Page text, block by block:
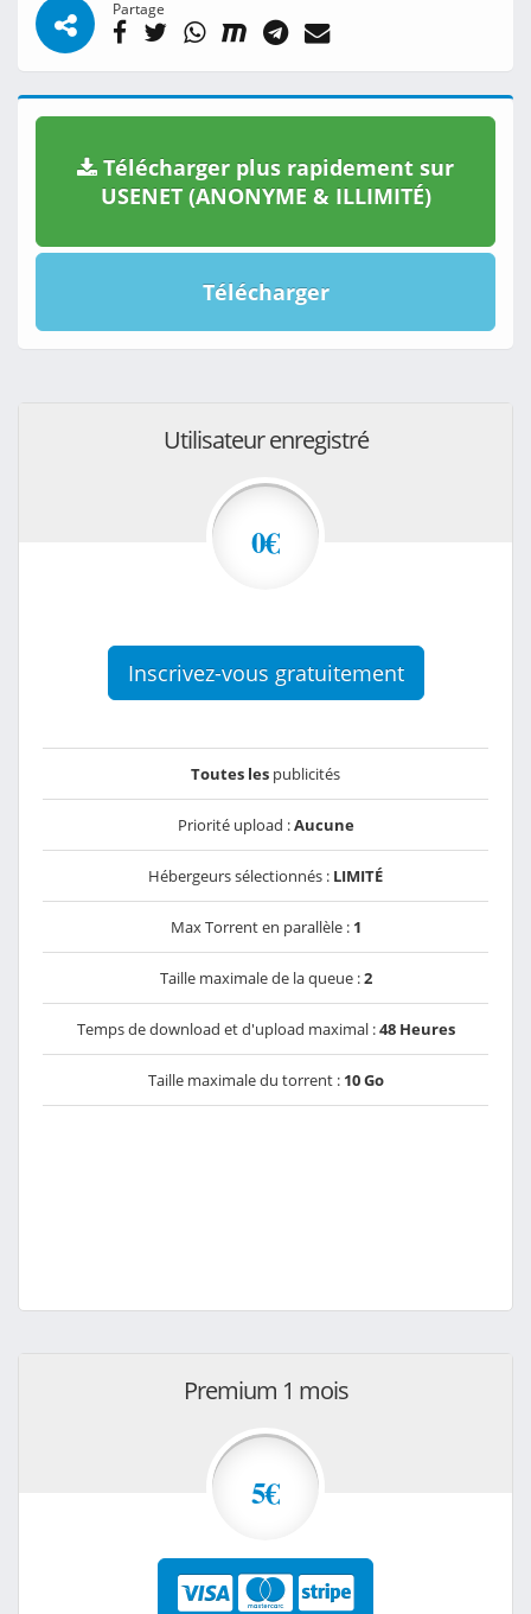
Partage
Télécharger plus rapidement sur
USENET (ANONYME & ILLIMITÉ)
Télécharger
Utilisateur enregistré
0€
Inscrivez-vous gratuitement
Toutes les publicités
Priorité upload :Aucune
Hébergeurs sélectionnés : LIMITÉ
Max Torrent en parallèle : 1
Taille maximale de la queue :2
Temps de download et d'upload maximal :48 Heures
Taille maximale du torrent : 10 Go
Premium 1 mois
5€